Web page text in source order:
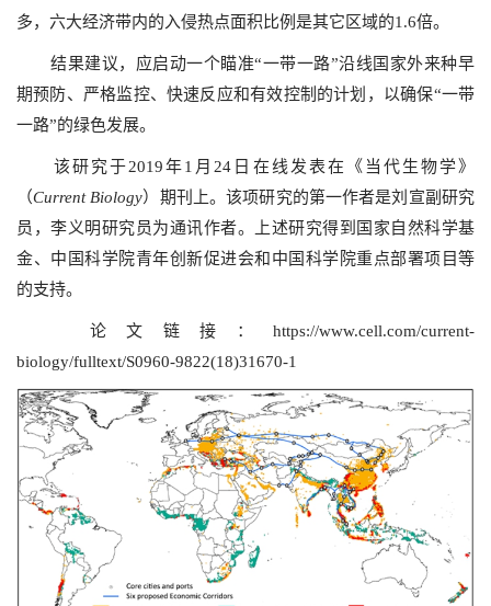
多，六大经济带内的入侵热点面积比例是其它区域的1.6倍。
结果建议，应启动一个瞄准“一带一路”沿线国家外来种早
期预防、严格监控、快速反应和有效控制的计划，以确保“一带
一路”的绿色发展。
该研究于2019年1月24日在线发表在《当代生物学》
（Current Biology）期刊上。该项研究的第一作者是刘宣副研究
员，李义明研究员为通讯作者。上述研究得到国家自然科学基
金、中国科学院青年创新促进会和中国科学院重点部署项目等
的支持。
论文链接： https://www.cell.com/current-
biology/fulltext/S0960-9822(18)31670-1